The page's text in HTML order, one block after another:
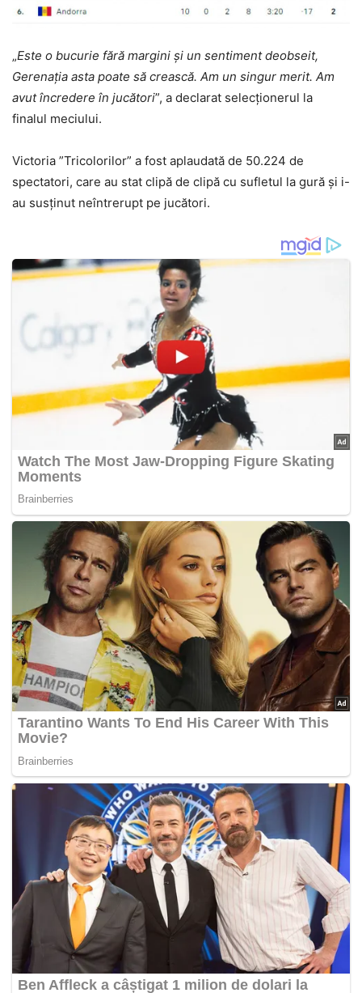
„Este o bucurie fără margini şi un sentiment deobseit,
Gerenaţia asta poate să crească. Am un singur merit. Am
avut încredere în jucători”, a declarat selecţionerul la
finalul meciului.
Victoria ”Tricolorilor” a fost aplaudată de 50.224 de
spectatori, care au stat clipă de clipă cu sufletul la gură și i-
au susținut neîntrerupt pe jucători.